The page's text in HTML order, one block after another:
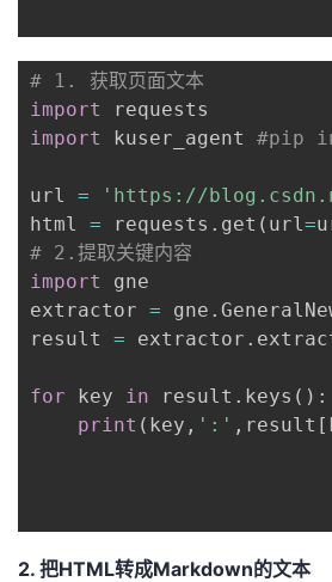
客论
坛
的
圈
子
我
的
直
播
我
的
活
动
我
的
关
我
的
我
Programs
持
# 1. 获取页面文本
import
import
kuser_agent #pip
url =
'https://
html = requests . get ( url=
# 2.提取关键内容
import
gne
extractor = gne .
result = extractor .
for key in result . keys ( ) :
print ( key , ':' , result [
2. 把HTML转成Markdown的文本